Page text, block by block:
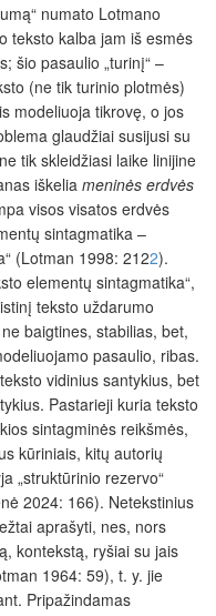
numato Lotmano
teksto kalba jam iš esmės
šio pasaulio „turinį“ –
(ne tik turinio plotmės)
modeliuoja tikrovę, o jos
glaudžiai susijusi su
tik skleidžiasi laike linijine
iškelia meninės erdvės
visos visatos erdvės
sintagmatika –
(Lotman 1998: 2122).
elementų sintagmatika“,
teksto uždarumo
baigtines, stabilias, bet,
pasaulio, ribas.
vidinius santykius, bet
Pastarieji kuria teksto
sintagminės reikšmės,
kūriniais, kitų autorių
„struktūrinio rezervo“
2024: 166). Netekstinius
aprašyti, nes, nors
kontekstą, ryšiai su jais
1964: 59), t. y. jie
Pripažindamas